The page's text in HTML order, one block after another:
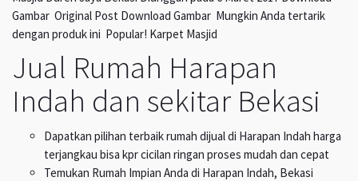
Gambar Original Post Download Gambar Mungkin Anda tertarik
dengan produk ini Popular! Karpet Masjid
Jual Rumah Harapan
Indah dan sekitar Bekasi
Dapatkan pilihan terbaik rumah dijual di Harapan Indah harga
terjangkau bisa kpr cicilan ringan proses mudah dan cepat
Temukan Rumah Impian Anda di Harapan Indah, Bekasi